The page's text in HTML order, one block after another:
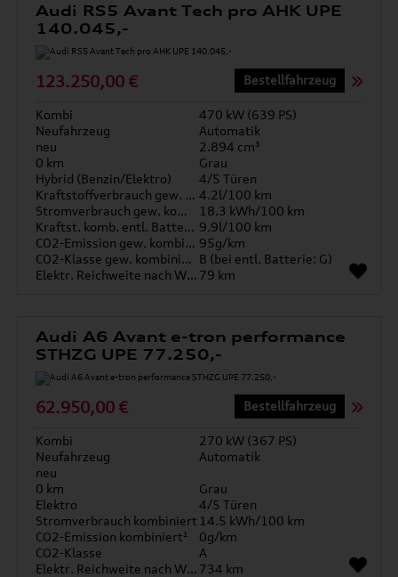
Audi RS5 Avant Tech pro AHK UPE
140.045,-
123.250,00 € Bestellfahrzeug
Kombi
470 kW (639 PS)
Neufahrzeug
Automatik
neu
2.894 cm³
0 km
Grau
Hybrid (Benzin/Elektro)
4/5 Türen
Kraftstoffverbrauch gew. kombiniert 4.2l/100 km
Stromverbrauch gew. kombiniert
18.3 kWh/100 km
Kraftst. komb. entl. Batterie 9.9l/100 km
CO2-Emission gew. kombiniert 95g/km
CO2-Klasse gew. kombiniert B (bei entl. Batterie: G)
Elektr. Reichweite nach WLTP* 79 km
Audi A6 Avant e-tron performance
STHZG UPE 77.250,-
62.950,00 € Bestellfahrzeug
Kombi
270 kW (367 PS)
Neufahrzeug
Automatik
neu
0 km
Grau
Elektro
4/5 Türen
Stromverbrauch kombiniert 14.5 kWh/100 km
CO2-Emission kombiniert¹
0g/km
CO2-Klasse
A
Elektr. Reichweite nach WLTP* 734 km